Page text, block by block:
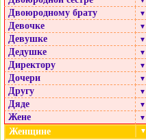
Двоюродному брату ▼
Девочке ▼
Девушке ▼
Дедушке ▼
Директору ▼
Дочери ▼
Другу ▼
Дяде ▼
Жене ▼
Женщине ▼